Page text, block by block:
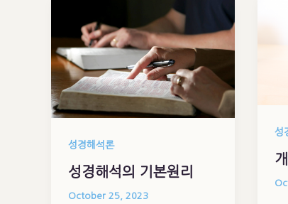
성경해석론
성경해석의 기본원리
October 25, 2023
성